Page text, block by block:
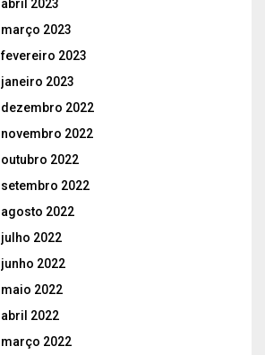
abril 2023
março 2023
fevereiro 2023
janeiro 2023
dezembro 2022
novembro 2022
outubro 2022
setembro 2022
agosto 2022
julho 2022
junho 2022
maio 2022
abril 2022
março 2022